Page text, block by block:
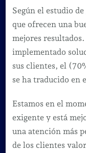
Según el estudio de
que ofrecen una
mejores
implementado
sus clientes, el
se ha traducido en
Estamos en el
exigente y está
una atención más
de los clientes